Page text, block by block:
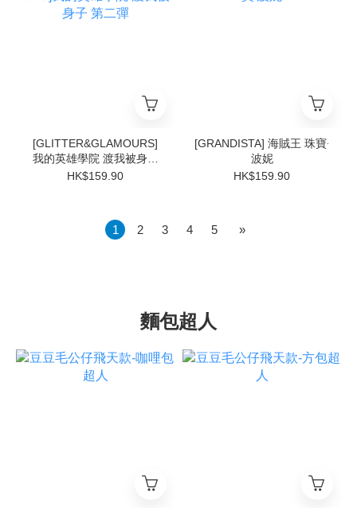
[GLITTER&GLAMOURS]
我的英雄學院 渡我被身子
第二彈
HK$159.90
[GRANDISTA] 海賊王 珠寶‧
波妮
HK$159.90
1 2 3 4 5 »
麵包超人